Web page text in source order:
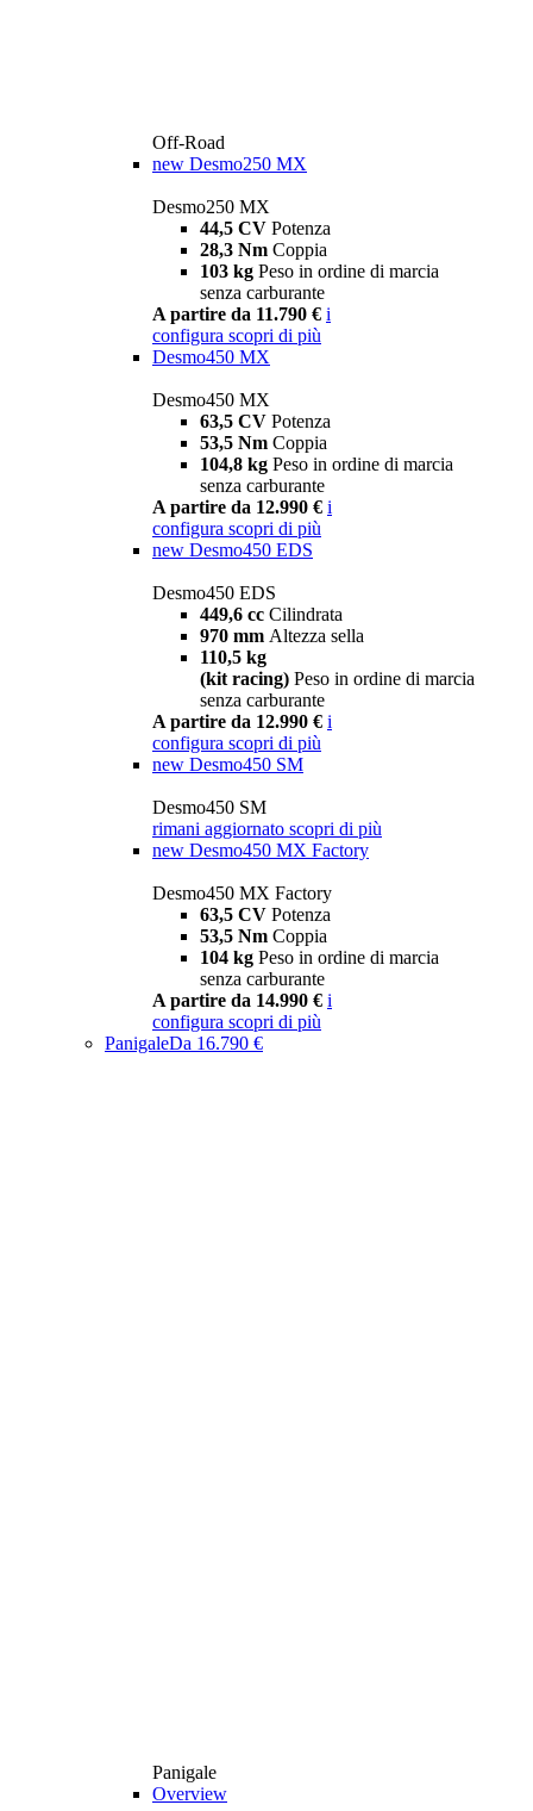
Off-Road
new Desmo250 MX
Desmo250 MX
44,5 CV Potenza
28,3 Nm Coppia
103 kg Peso in ordine di marcia
senza carburante
A partire da 11.790 € i
configura scopri di più
Desmo450 MX
Desmo450 MX
63,5 CV Potenza
53,5 Nm Coppia
104,8 kg Peso in ordine di marcia
senza carburante
A partire da 12.990 € i
configura scopri di più
new Desmo450 EDS
Desmo450 EDS
449,6 cc Cilindrata
970 mm Altezza sella
110,5 kg
(kit racing) Peso in ordine di marcia
senza carburante
A partire da 12.990 € i
configura scopri di più
new Desmo450 SM
Desmo450 SM
rimani aggiornato scopri di più
new Desmo450 MX Factory
Desmo450 MX Factory
63,5 CV Potenza
53,5 Nm Coppia
104 kg Peso in ordine di marcia
senza carburante
A partire da 14.990 € i
configura scopri di più
PanigaleDa 16.790 €
Panigale
Overview